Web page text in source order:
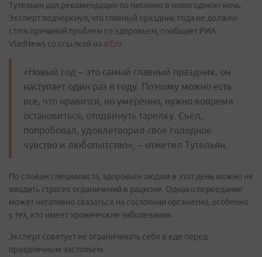
Тутельян дал рекомендации по питанию в новогоднюю ночь.
Эксперт подчеркнул, что главный праздник года не должен
стать причиной проблем со здоровьем, сообщает РИА
VladNews со ссылкой на aif.ru.
«Новый год – это самый главный праздник, он
наступает один раз в году. Поэтому можно есть
все, что нравится, но умеренно, нужно вовремя
остановиться, отодвинуть тарелку. Съел,
попробовал, удовлетворил свое голодное
чувство и любопытство», – отметил Тутельян.
По словам специалиста, здоровым людям в этот день можно не
вводить строгих ограничений в рационе. Однако переедание
может негативно сказаться на состоянии организма, особенно
у тех, кто имеет хронические заболевания.
Эксперт советует не ограничивать себя в еде перед
праздничным застольем.